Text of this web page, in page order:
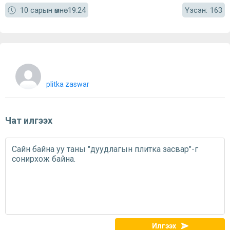
10 сарын өмнө 19:24 Үзсэн: 163
plitka zaswar
Чат илгээх
Илгээх